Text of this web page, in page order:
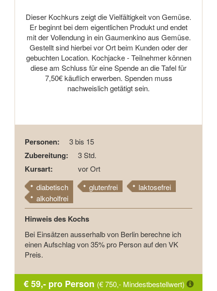
Dieser Kochkurs zeigt die Vielfältigkeit von Gemüse.
Er beginnt bei dem eigentlichen Produkt und endet
mit der Vollendung in ein Gaumenkino aus Gemüse.
Gestellt sind hierbei vor Ort beim Kunden oder der
gebuchten Location. Kochjacke - Teilnehmer können
diese am Schluss für eine Spende an die Tafel für
7,50€ käuflich erwerben. Spenden muss
nachweislich getätigt sein.
Personen: 3 bis 15
Zubereitung: 3 Std.
Kursart:
vor Ort
diabetisch
glutenfrei
laktosefrei
alkoholfrei
Hinweis des Kochs
Bei Einsätzen ausserhalb von Berlin berechne ich
einen Aufschlag von 35% pro Person auf den VK
Preis.
€ 59,- pro Person (€ 750,- Mindestbestellwert)